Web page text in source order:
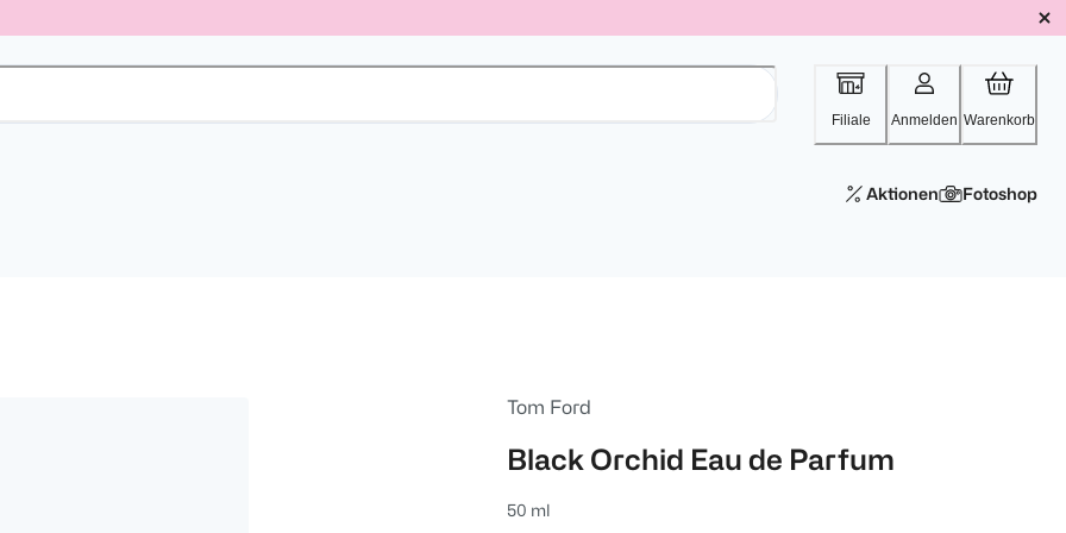
Filiale Anmelden Warenkorb
Aktionen Fotoshop
Tom Ford
Black Orchid Eau de Parfum
50 ml